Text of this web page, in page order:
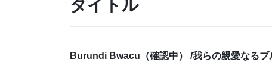
タイトル
Burundi Bwacu（確認中）‎ /我らの親愛なるブ